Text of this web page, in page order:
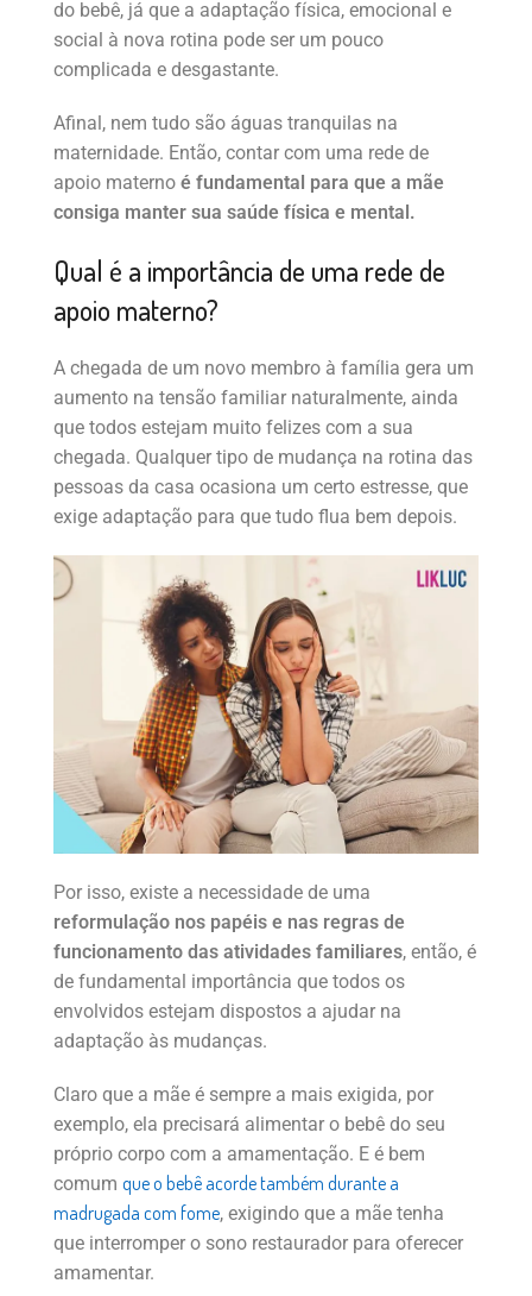
do bebê, já que a adaptação física, emocional e
social à nova rotina pode ser um pouco
complicada e desgastante.
Afinal, nem tudo são águas tranquilas na
maternidade. Então, contar com uma rede de
apoio materno é fundamental para que a mãe
consiga manter sua saúde física e mental.
Qual é a importância de uma rede de
apoio materno?
A chegada de um novo membro à família gera um
aumento na tensão familiar naturalmente, ainda
que todos estejam muito felizes com a sua
chegada. Qualquer tipo de mudança na rotina das
pessoas da casa ocasiona um certo estresse, que
exige adaptação para que tudo flua bem depois.
Por isso, existe a necessidade de uma
reformulação nos papéis e nas regras de
funcionamento das atividades familiares, então, é
de fundamental importância que todos os
envolvidos estejam dispostos a ajudar na
adaptação às mudanças.
Claro que a mãe é sempre a mais exigida, por
exemplo, ela precisará alimentar o bebê do seu
próprio corpo com a amamentação. E é bem
comum que o bebê acorde também durante a
madrugada com fome, exigindo que a mãe tenha
que interromper o sono restaurador para oferecer
amamentar.